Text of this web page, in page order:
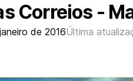
Correios -
de 2016Última